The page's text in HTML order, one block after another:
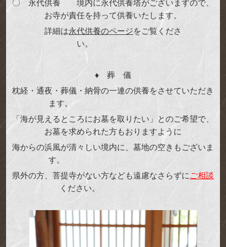
〇 永代供養 境内に永代供養塔がございますので、
お寺が責任を持って供養いたします。
詳細は永代供養のページをご覧くださ
い。
♦ 葬 儀
枕経・通夜・葬儀・納骨の一連の供養をさせていただき
ます。
「海が見えるところにお墓を取りたい」とのご希望で、
お墓を求められた方もおりますように
海からの浜風が清々しい境内に、墓地の空きもございま
す。
県外の方、菩提寺がない方なども遠慮なさらずに ご相談
ください。